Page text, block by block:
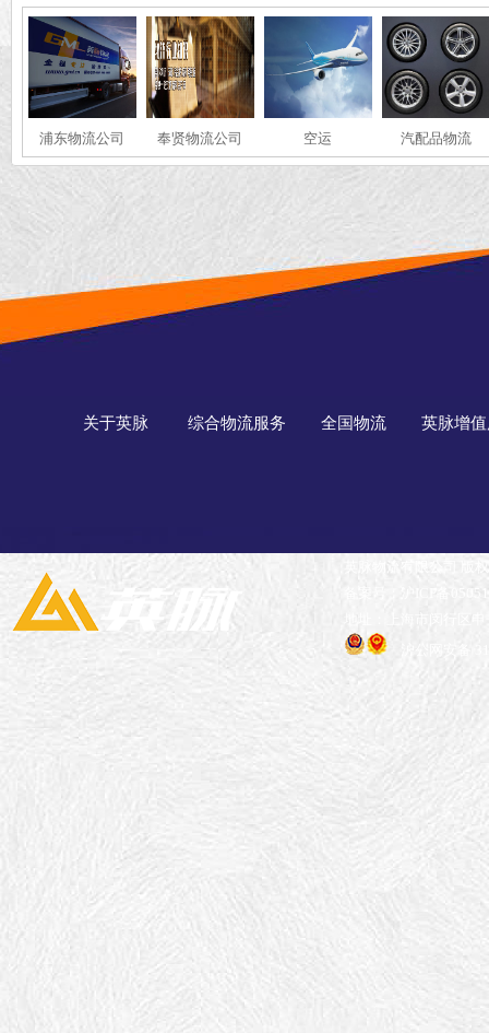
浦东物流公司 奉贤物流公司 空运 汽配品物流
关于英脉 综合物流服务 全国物流 英脉增
英脉物流有限公司 版
备案号：沪ICP备